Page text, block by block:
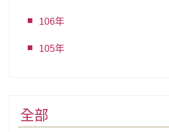
106年
105年
全部